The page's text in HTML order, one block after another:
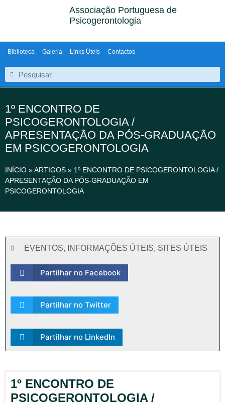
Associação Portuguesa de
Psicogerontologia
Biblioteca Galeria Links Úteis Contactos
1º ENCONTRO DE
PSICOGERONTOLOGIA /
APRESENTAÇÃO DA PÓS-GRADUAÇÃO
EM PSICOGERONTOLOGIA
INÍCIO »ARTIGOS » 1º ENCONTRO DE PSICOGERONTOLOGIA /
APRESENTAÇÃO DA PÓS-GRADUAÇÃO EM
PSICOGERONTOLOGIA
EVENTOS, INFORMAÇÕES ÚTEIS, SITES ÚTEIS
Partilhar no Facebook
Partilhar no Twitter
Partilhar no LinkedIn
1º ENCONTRO DE
PSICOGERONTOLOGIA /